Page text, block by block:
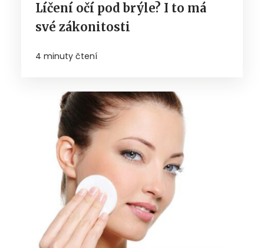
Líčení očí pod brýle? I to má
své zákonitosti
4 minuty čtení